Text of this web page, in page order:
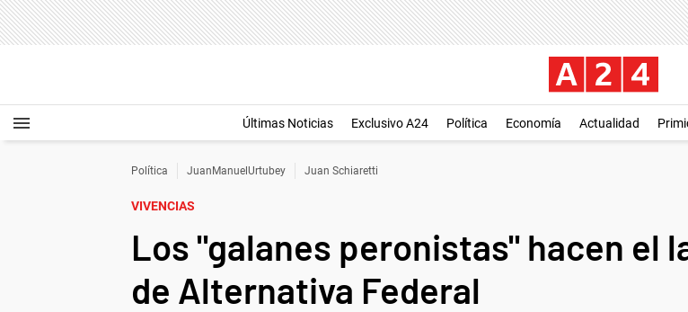
Últimas Noticias Exclusivo A24 Política Economía Actualidad
Política JuanManuelUrtubey Juan Schiaretti
VIVENCIAS
Los "galanes peronistas" hacen el
de Alternativa Federal